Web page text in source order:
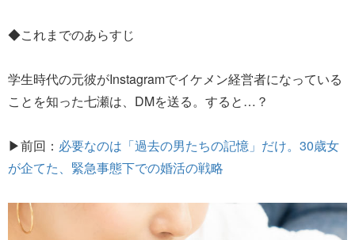
◆これまでのあらすじ
学生時代の元彼がInstagramでイケメン経営者になっている
ことを知った七瀬は、DMを送る。すると…？
▶前回： 必要なのは「過去の男たちの記憶」だけ。30歳女
が企てた、緊急事態下での婚活の戦略